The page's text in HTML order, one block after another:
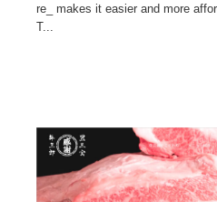
re_ makes it easier and more
T...